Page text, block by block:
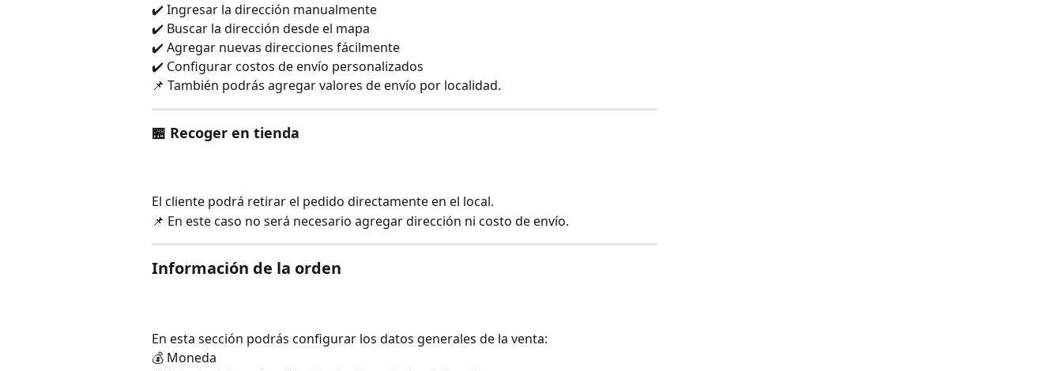
✔️ Ingresar la dirección manualmente
✔️ Buscar la dirección desde el mapa
✔️ Agregar nuevas direcciones fácilmente
✔️ Configurar costos de envío personalizados
📌 También podrás agregar valores de envío por localidad.
🏪 Recoger en tienda
El cliente podrá retirar el pedido directamente en el local.
📌 En este caso no será necesario agregar dirección ni costo de envío.
Información de la orden
En esta sección podrás configurar los datos generales de la venta:
💰 Moneda